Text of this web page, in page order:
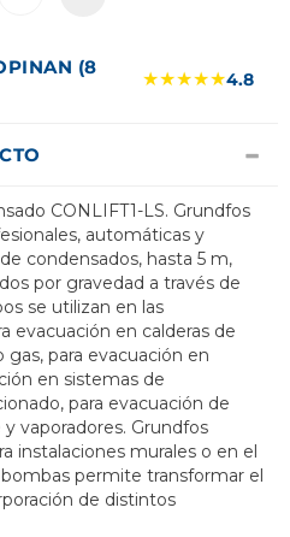
(8
★★★★★4.8
CONLIFT1-LS. Grundfos
automáticas y
condensados, hasta 5 m,
por gravedad a través de
se utilizan en las
evacuación en calderas de
para evacuación en
en sistemas de
para evacuación de
vaporadores. Grundfos
instalaciones murales o en el
permite transformar el
de distintos